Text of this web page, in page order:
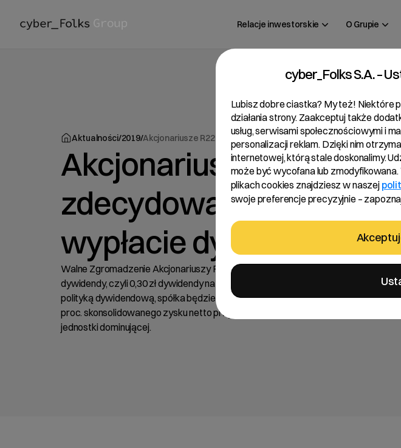
Relacje inwestorskie O Grupie
Aktualności/2019/Akcjonariusze R22 zdecydowali o wypłacie dywidendy
Akcjonariusze R22
zdecydowali o
wypłacie dywidendy
Walne Zgromadzenie Akcjonariuszy R22 zdecydowało o wypłacie 4,23 mln zł
dywidendy, czyli 0,30 zł dywidendy na akcję. Zgodnie z przyjętą we wrześniu
polityką dywidendową, spółka będzie wypłacać akcjonariuszom co najmniej 30
proc. skonsolidowanego zysku netto przypadającego na akcjonariuszy
jednostki dominującej.
cyber_Folks S.A. –
Lubisz dobre ciastka? My też! Niektóre
działania strony. Zaakceptuj także
usług, serwisami społecznościowymi i
personalizacji reklam. Dzięki nim
internetowej, którą stale doskonalimy.
może być wycofana lub
plikach cookies znajdziesz w naszej
swoje preferencje precyzyjnie –